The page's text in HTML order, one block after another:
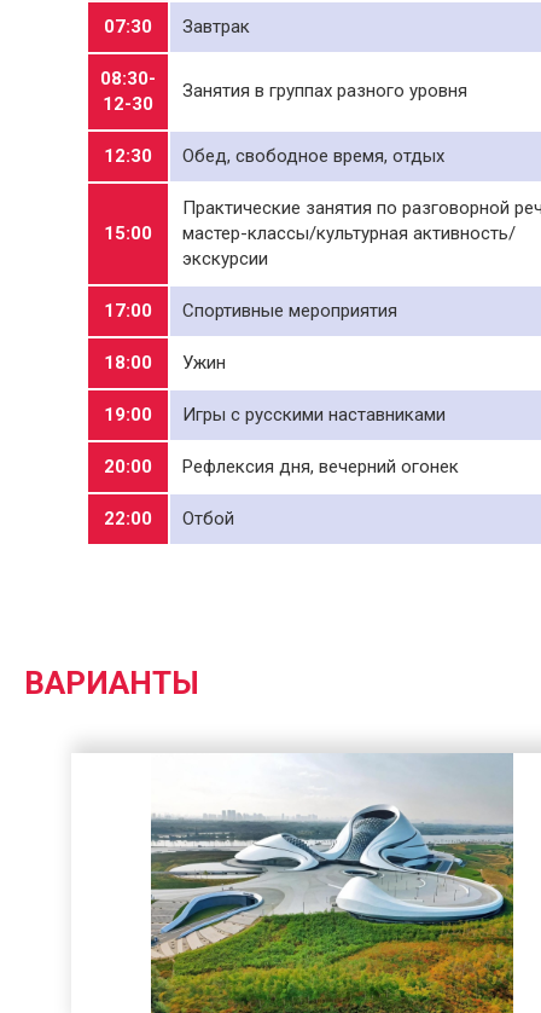
07:30 Завтрак
08:30-
12-30
Занятия в группах разного уровня
12:30 Обед, свободное время, отдых
15:00
Практические занятия по разговорной
мастер-классы/культурная активность/
экскурсии
17:00 Спортивные мероприятия
18:00 Ужин
19:00 Игры с русскими наставниками
20:00 Рефлексия дня, вечерний огонек
22:00 Отбой
ВАРИАНТЫ